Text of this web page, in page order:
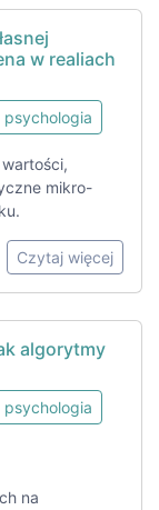
w realiach
psychologia
mikro-
Czytaj więcej
algorytmy
psychologia
na